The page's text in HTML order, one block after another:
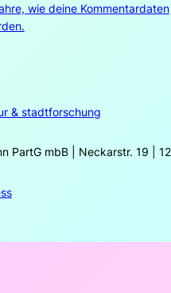
wie deine Kommentardaten
& stadtforschung
PartG mbB | Neckarstr. 19 |